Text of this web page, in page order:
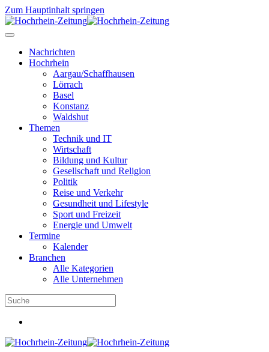
Zum Hauptinhalt springen
Nachrichten
Hochrhein
Aargau/Schaffhausen
Lörrach
Basel
Konstanz
Waldshut
Themen
Technik und IT
Wirtschaft
Bildung und Kultur
Gesellschaft und Religion
Politik
Reise und Verkehr
Gesundheit und Lifestyle
Sport und Freizeit
Energie und Umwelt
Termine
Kalender
Branchen
Alle Kategorien
Alle Unternehmen